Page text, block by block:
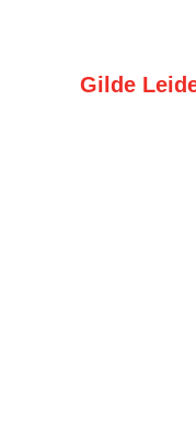
Gilde